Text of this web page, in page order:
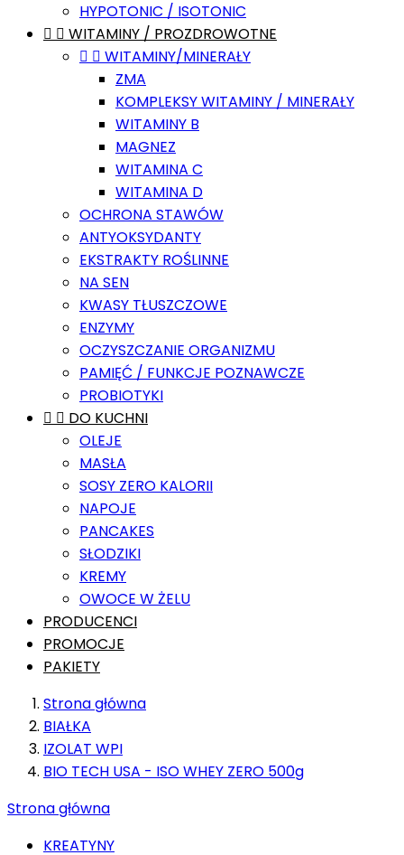
HYPOTONIC / ISOTONIC
  WITAMINY / PROZDROWOTNE
  WITAMINY/MINERAŁY
ZMA
KOMPLEKSY WITAMINY / MINERAŁY
WITAMINY B
MAGNEZ
WITAMINA C
WITAMINA D
OCHRONA STAWÓW
ANTYOKSYDANTY
EKSTRAKTY ROŚLINNE
NA SEN
KWASY TŁUSZCZOWE
ENZYMY
OCZYSZCZANIE ORGANIZMU
PAMIĘĆ / FUNKCJE POZNAWCZE
PROBIOTYKI
  DO KUCHNI
OLEJE
MASŁA
SOSY ZERO KALORII
NAPOJE
PANCAKES
SŁODZIKI
KREMY
OWOCE W ŻELU
PRODUCENCI
PROMOCJE
PAKIETY
Strona główna
BIAŁKA
IZOLAT WPI
BIO TECH USA - ISO WHEY ZERO 500g
Strona główna
KREATYNY